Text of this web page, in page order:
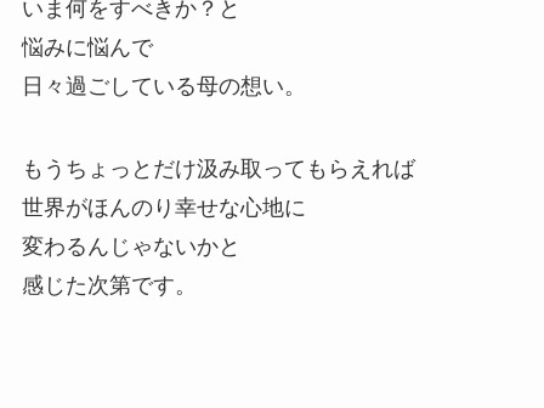
いま何をすべきか？と
悩みに悩んで
日々過ごしている母の想い。
もうちょっとだけ汲み取ってもらえれば
世界がほんのり幸せな心地に
変わるんじゃないかと
感じた次第です。